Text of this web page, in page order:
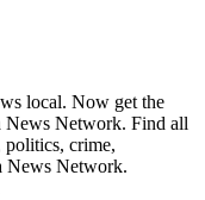
local. Now get the
News Network. Find all
politics, crime,
News Network.